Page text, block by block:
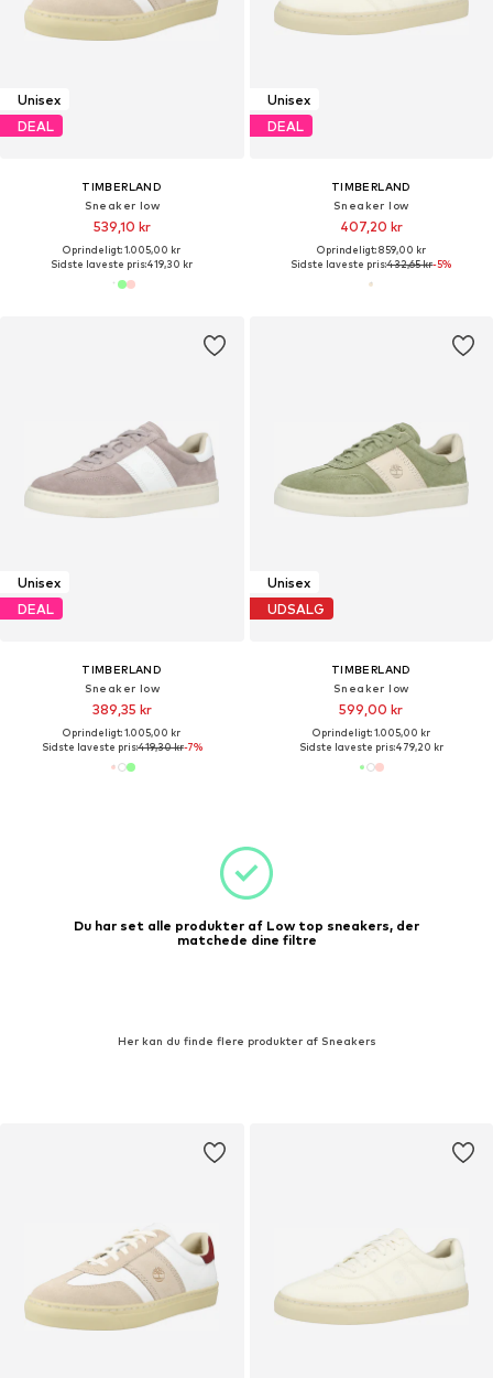
Unisex
DEAL
TIMBERLAND
Sneaker low
539,10 kr
Oprindeligt: 1.005,00 kr
Sidste laveste pris:419,30 kr
Unisex
DEAL
TIMBERLAND
Sneaker low
407,20 kr
Oprindeligt: 859,00 kr
Sidste laveste pris:432,65 kr-5%
Unisex
DEAL
TIMBERLAND
Sneaker low
389,35 kr
Oprindeligt: 1.005,00 kr
Sidste laveste pris:419,30 kr-7%
Unisex
UDSALG
TIMBERLAND
Sneaker low
599,00 kr
Oprindeligt: 1.005,00 kr
Sidste laveste pris:479,20 kr
Du har set alle produkter af Low top sneakers, der
matchede dine filtre
Her kan du finde flere produkter af Sneakers